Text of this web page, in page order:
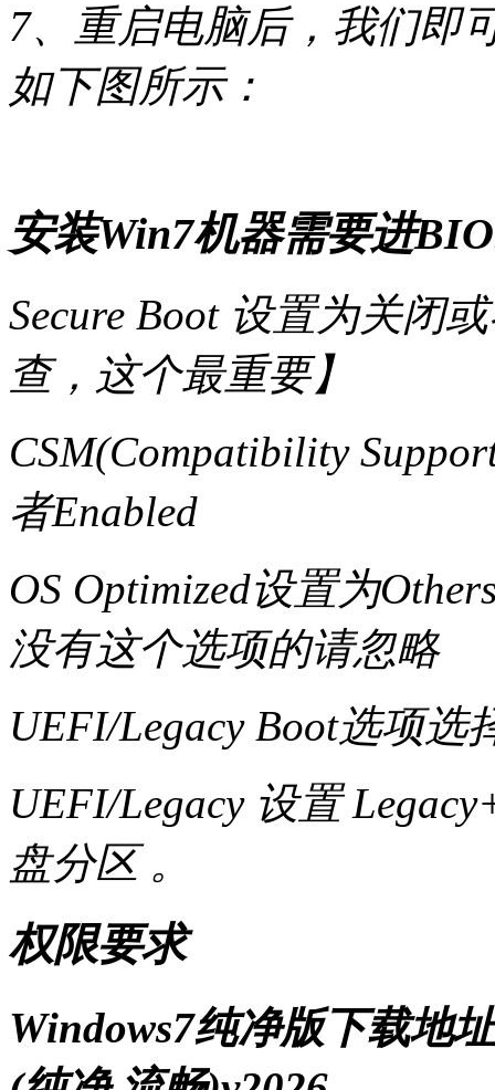
7、重启电脑后，我们即
如下图所示：
安装Win7机器需要进
Secure Boot 设置为关闭
查，这个最重要】
CSM(Compatibility
者Enabled
OS Optimized设置为
没有这个选项的请忽略
UEFI/Legacy Boot选项选
UEFI/Legacy 设置
盘分区 。
权限要求
Windows7纯净版下载地